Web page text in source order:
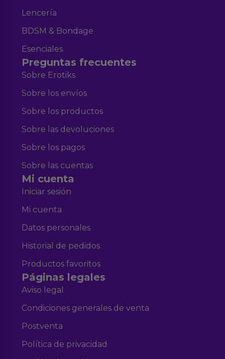
Lencería
BDSM & Bondage
Esenciales
Preguntas frecuentes
Sobre Erotiks
Sobre los envíos
Sobre los productos
Sobre las devoluciones
Sobre los pagos
Sobre las cuentas
Mi cuenta
Iniciar sesión
Mi cuenta
Datos personales
Historial de pedidos
Productos favoritos
Páginas legales
Aviso legal
Condiciones generales de venta
Postventa
Política de privacidad